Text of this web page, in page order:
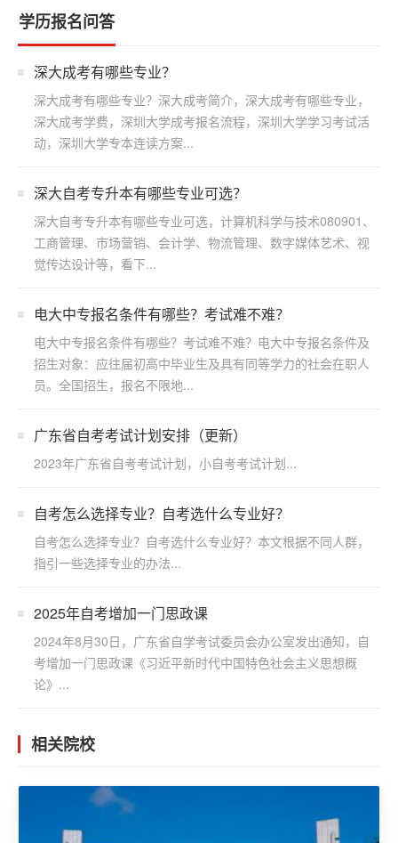
学历报名问答
深大成考有哪些专业？
深大成考有哪些专业？深大成考简介，深大成考有哪些专业，
深大成考学费，深圳大学成考报名流程，深圳大学学习考试活
动，深圳大学专本连读方案...
深大自考专升本有哪些专业可选？
深大自考专升本有哪些专业可选，计算机科学与技术080901、
工商管理、市场营销、会计学、物流管理、数字媒体艺术、视
觉传达设计等，看下...
电大中专报名条件有哪些？考试难不难？
电大中专报名条件有哪些？考试难不难？电大中专报名条件及
招生对象：应往届初高中毕业生及具有同等学力的社会在职人
员。全国招生，报名不限地...
广东省自考考试计划安排（更新）
2023年广东省自考考试计划，小自考考试计划...
自考怎么选择专业？自考选什么专业好？
自考怎么选择专业？自考选什么专业好？本文根据不同人群，
指引一些选择专业的办法...
2025年自考增加一门思政课
2024年8月30日，广东省自学考试委员会办公室发出通知，自
考增加一门思政课《习近平新时代中国特色社会主义思想概
论》...
相关院校